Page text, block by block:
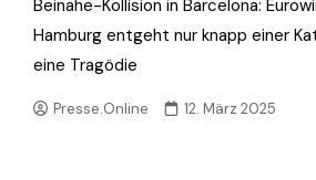
Beinahe-Kollision in Barcelona:
Hamburg entgeht nur knapp einer
eine Tragödie
Presse.Online 12. März 2025